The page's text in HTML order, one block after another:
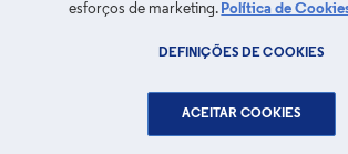
esforços de marketing. Política de
DEFINIÇÕES DE COOKIES
ACEITAR COOKIES